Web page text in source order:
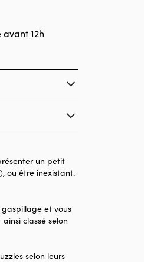
12h
pièces)
un petit
ou être inexistant.
et vous
classé selon
selon leurs